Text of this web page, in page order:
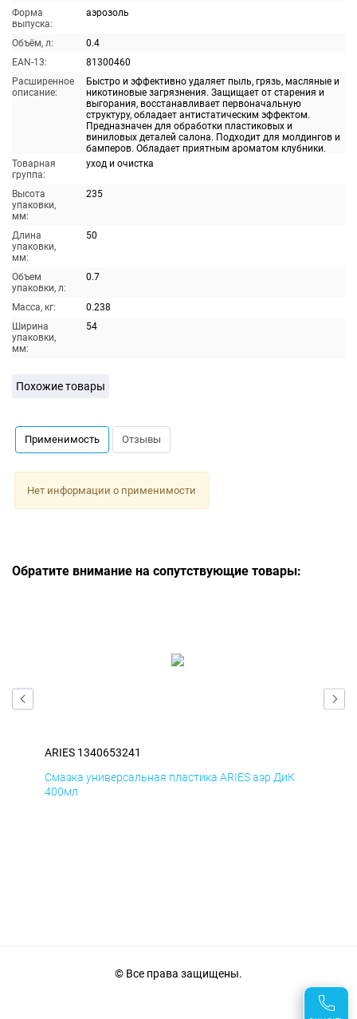
Форма
выпуска:
аэрозоль
Объём, л:
0.4
EAN-13:
81300460
Расширенное
описание:
Быстро и эффективно удаляет пыль, грязь, масляные и
никотиновые загрязнения. Защищает от старения и
выгорания, восстанавливает первоначальную
структуру, обладает антистатическим эффектом.
Предназначен для обработки пластиковых и
виниловых деталей салона. Подходит для молдингов и
бамперов. Обладает приятным ароматом клубники.
Товарная
группа:
уход и очистка
Высота
упаковки,
мм:
235
Длина
упаковки,
мм:
50
Объем
упаковки, л:
0.7
Масса, кг:
0.238
Ширина
упаковки,
мм:
54
Похожие товары
Применимость Отзывы
Нет информации о применимости
Обратите внимание на сопутствующие товары:
ARIES 1340653241
Смазка универсальная пластика ARIES аэр ДиК
400мл
© Все права защищены.